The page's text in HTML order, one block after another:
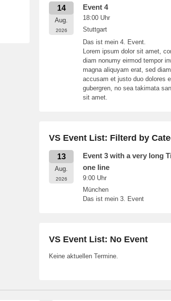
14
Aug.
2026
Event 4
18:00 Uhr
Stuttgart
Das ist mein 4. Event.
Lorem ipsum dolor sit amet,
diam nonumy eirmod tempor
magna aliquyam erat, sed
accusam et justo duo dolores
gubergren, no sea takimata
sit amet.
VS Event List: Filterd by
13
Aug.
2026
Event 3 with a very long
one line
9:00 Uhr
München
Das ist mein 3. Event
VS Event List: No Event
Keine aktuellen Termine.